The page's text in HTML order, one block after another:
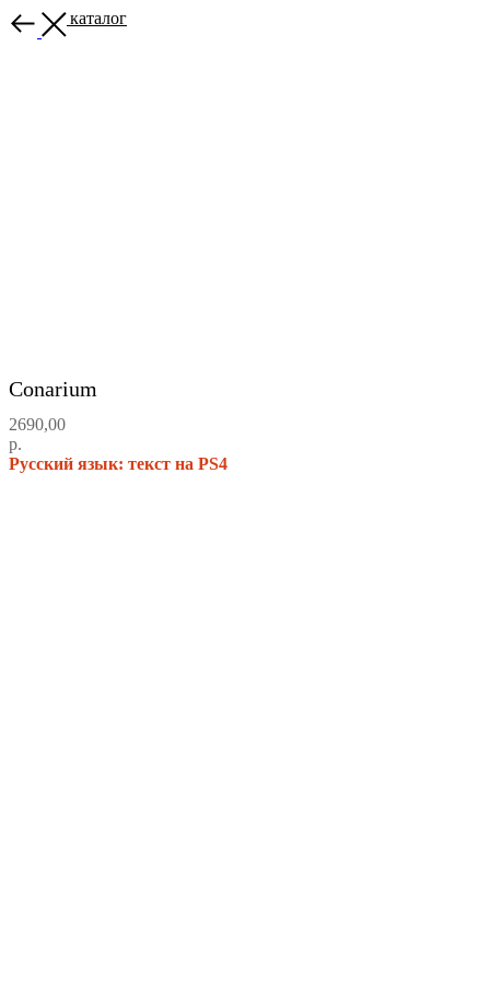
Назад в каталог
Conarium
2690,00
р.
Русский язык: текст на PS4